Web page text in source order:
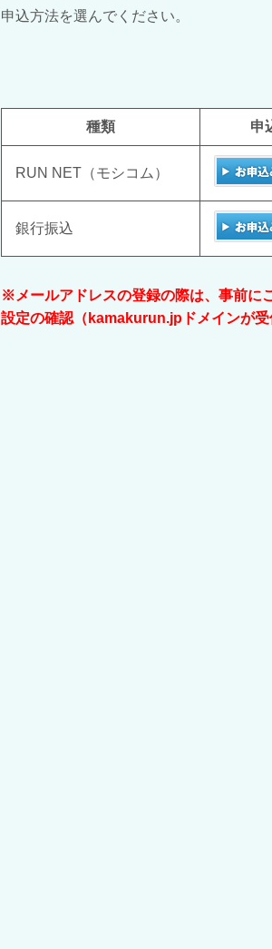
申込方法を選んでください。
種類 申
RUN NET（モシコム）
銀行振込
※メールアドレスの登録の際は、事前に
設定の確認（kamakurun.jpドメインが受